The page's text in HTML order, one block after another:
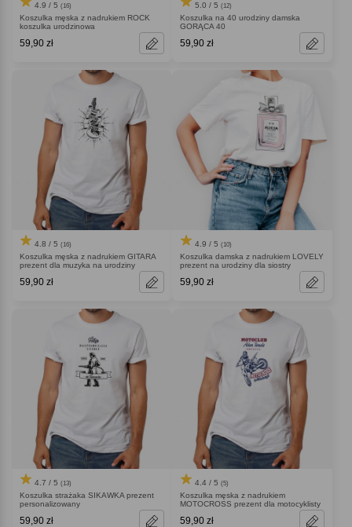
4.9 / 5 (16)
Koszulka męska z nadrukiem ROCK
koszulka urodzinowa
59,90 zł
5.0 / 5 (12)
Koszulka na 40 urodziny damska
GORĄCA 40
59,90 zł
4.8 / 5 (16)
Koszulka męska z nadrukiem GITARA
prezent dla muzyka na urodziny
59,90 zł
4.9 / 5 (10)
Koszulka damska z nadrukiem LOVELY
prezent na urodziny dla siostry
59,90 zł
4.7 / 5 (13)
Koszulka strażaka SIKAWKA prezent
personalizowany
59,90 zł
4.4 / 5 (5)
Koszulka męska z nadrukiem
MOTOCROSS prezent dla motocyklisty
59,90 zł